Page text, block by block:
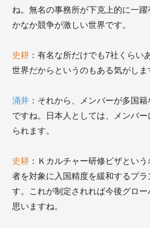
ね。無名の事務所が下克上的に一
かなか競争が激しい世界です。
史耕 ：有名な所だけでも7社くらい
世界だからというのもある気がしま
涌井 ：それから、メンバーが多国
ですね。日本人としては、メンバ
られます。
史耕 ： Ｋカルチャー研修ビザとい
者を対象に入国精度を緩和するプ
す。これが制定されれば今後グロ
思いますね。